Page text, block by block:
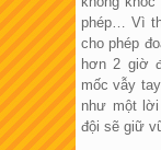
phép… Vì
cho phép
hơn 2 giờ
mốc vẫy
như một
đội sẽ giữ